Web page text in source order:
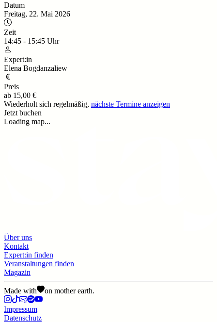
Datum
Freitag, 22. Mai 2026
Zeit
14:45 - 15:45 Uhr
Expert:in
Elena Bogdanzaliew
Preis
ab 15,00 €
Wiederholt sich regelmäßig, nächste Termine anzeigen
Jetzt buchen
Loading map...
Über uns
Kontakt
Expert:in finden
Veranstaltungen finden
Magazin
Made with on mother earth.
Impressum
Datenschutz